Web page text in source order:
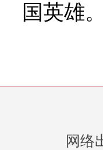
国英雄
网络